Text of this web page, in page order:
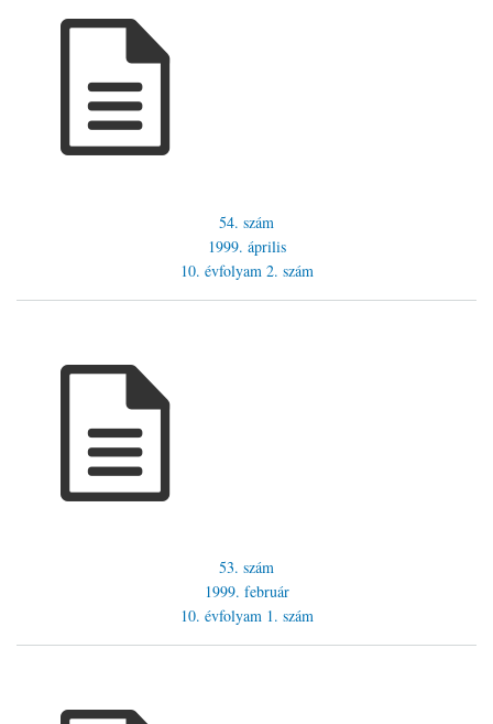
54. szám
1999. április
10. évfolyam 2. szám
53. szám
1999. február
10. évfolyam 1. szám